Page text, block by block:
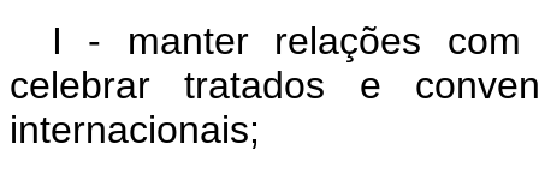
I - manter relações com
celebrar tratados e
internacionais;